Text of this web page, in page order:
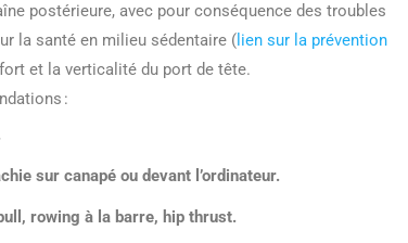
postérieure, avec pour conséquence des troubles
la santé en milieu sédentaire ( lien sur la prévention
et la verticalité du port de tête.
:
sur canapé ou devant l’ordinateur.
rowing à la barre, hip thrust.